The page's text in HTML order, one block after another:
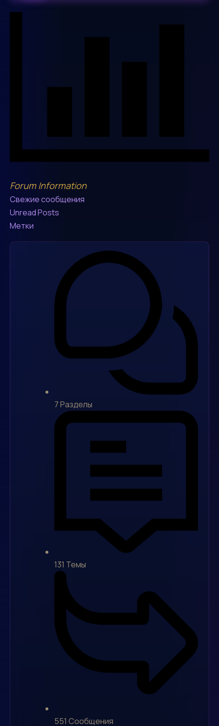
Forum Information
Свежие сообщения
Unread Posts
Метки
7Разделы
131 Темы
551 Сообщения